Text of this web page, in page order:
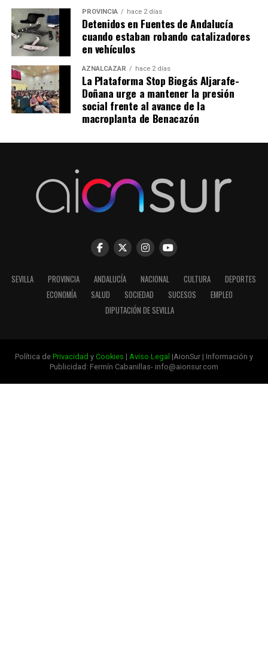
PROVINCIA hace 2 días
Detenidos en Fuentes de Andalucía
cuando estaban robando catalizadores
en vehículos
AZNALCÁZAR hace 2 días
La Plataforma Stop Biogás Aljarafe-
Doñana urge a mantener la presión
social frente al avance de la
macroplanta de Benacazón
SEVILLA PROVINCIA ANDALUCÍA NACIONAL CULTURA
DEPORTES
ECONOMÍA
SALUD SOCIEDAD SUCESOS
EMPLEO
DIPUTACIÓN DE SEVILLA
Política de Privacidad y Cookies | Aviso Legal |AionSur | Información y
Publicidad: Fermín Cabanillas- info@aionsur.com